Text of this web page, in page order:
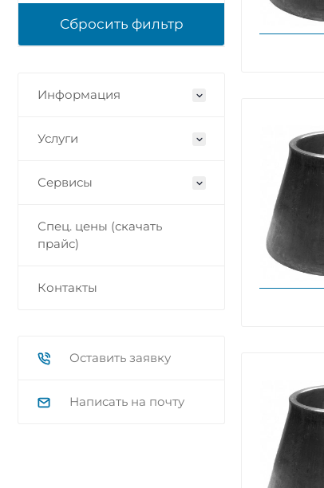
Информация
Услуги
Сервисы
Спец. цены (скачать
прайс)
Контакты
Оставить заявку
Написать на почту